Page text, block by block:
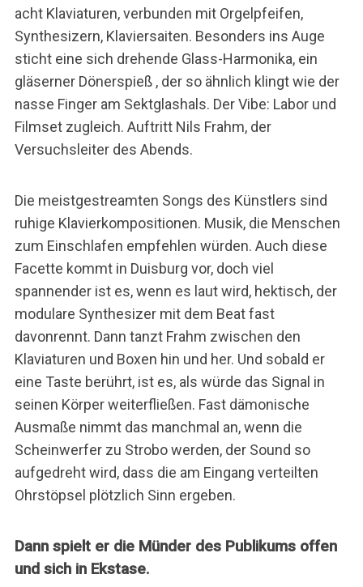
acht Klaviaturen, verbunden mit Orgelpfeifen,
Synthesizern, Klaviersaiten. Besonders ins Auge
sticht eine sich drehende Glass-Harmonika, ein
gläserner Dönerspieß , der so ähnlich klingt wie der
nasse Finger am Sektglashals. Der Vibe: Labor und
Filmset zugleich. Auftritt Nils Frahm, der
Versuchsleiter des Abends.
Die meistgestreamten Songs des Künstlers sind
ruhige Klavierkompositionen. Musik, die Menschen
zum Einschlafen empfehlen würden. Auch diese
Facette kommt in Duisburg vor, doch viel
spannender ist es, wenn es laut wird, hektisch, der
modulare Synthesizer mit dem Beat fast
davonrennt. Dann tanzt Frahm zwischen den
Klaviaturen und Boxen hin und her. Und sobald er
eine Taste berührt, ist es, als würde das Signal in
seinen Körper weiterfließen. Fast dämonische
Ausmaße nimmt das manchmal an, wenn die
Scheinwerfer zu Strobo werden, der Sound so
aufgedreht wird, dass die am Eingang verteilten
Ohrstöpsel plötzlich Sinn ergeben.
Dann spielt er die Münder des Publikums offen
und sich in Ekstase.